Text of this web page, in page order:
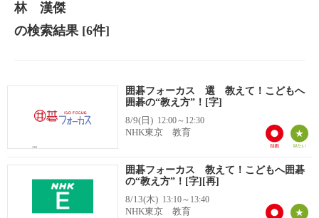
林 漢傑
の検索結果[6件]
囲碁フォーカス 選 教えて！こどもへ
囲碁の“教え方”！[字]
8/9(日) 12:00～12:30
NHK東京 教育
囲碁フォーカス 教えて！こどもへ囲碁
の“教え方”！[字][再]
8/13(木) 13:10～13:40
NHK東京 教育